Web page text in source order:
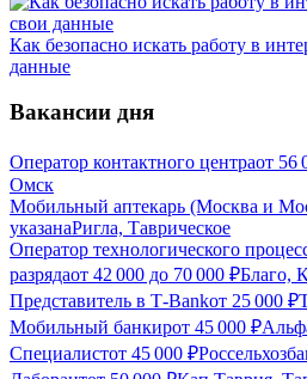
Как безопасно искать работу в
данные
Вакансии дня
Оператор контактного центраот 56
Омск
Мобильный аптекарь (Москва и
указанаРигла, Таврическое
Оператор технологического
разрядаот 42 000 до 70 000 ₽Благо,
Представитель в Т-Bankот 25 000 ₽
Мобильный банкирот 45 000 ₽
Специалистот 45 000 ₽